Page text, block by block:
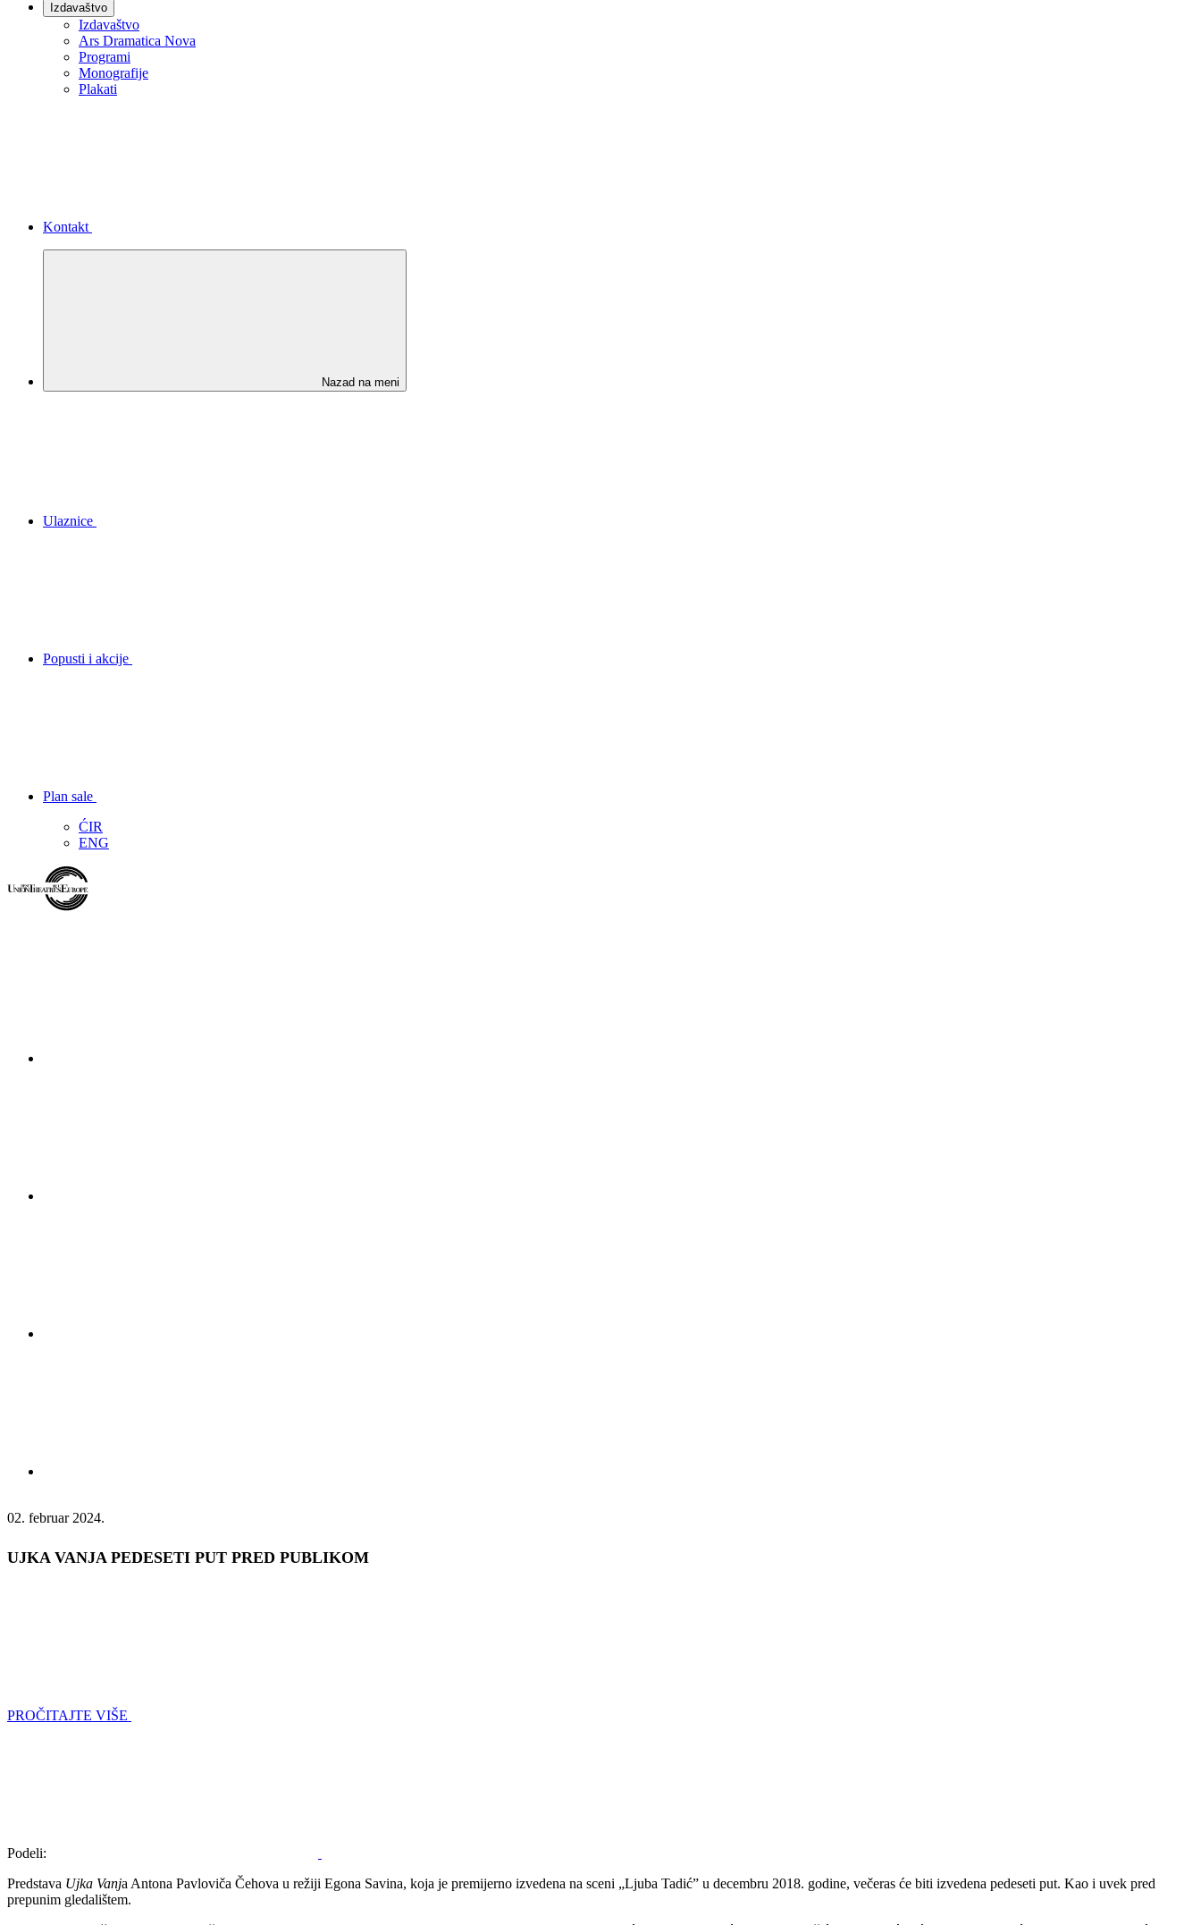
Izdavaštvo
Izdavaštvo
Ars Dramatica Nova
Programi
Monografije
Plakati
Kontakt
Nazad na meni
Ulaznice
Popusti i akcije
Plan sale
ĆIR
ENG
02. februar 2024.
UJKA VANJA PEDESETI PUT PRED PUBLIKOM
PROČITAJTE VIŠE
Podeli:
Predstava Ujka Vanja Antona Pavloviča Čehova u režiji Egona Savina, koja je premijerno izvedena na sceni „Ljuba Tadić” u decembru 2018. godine, večeras će biti izvedena pedeseti put. Kao i uvek pred
prepunim gledalištem.